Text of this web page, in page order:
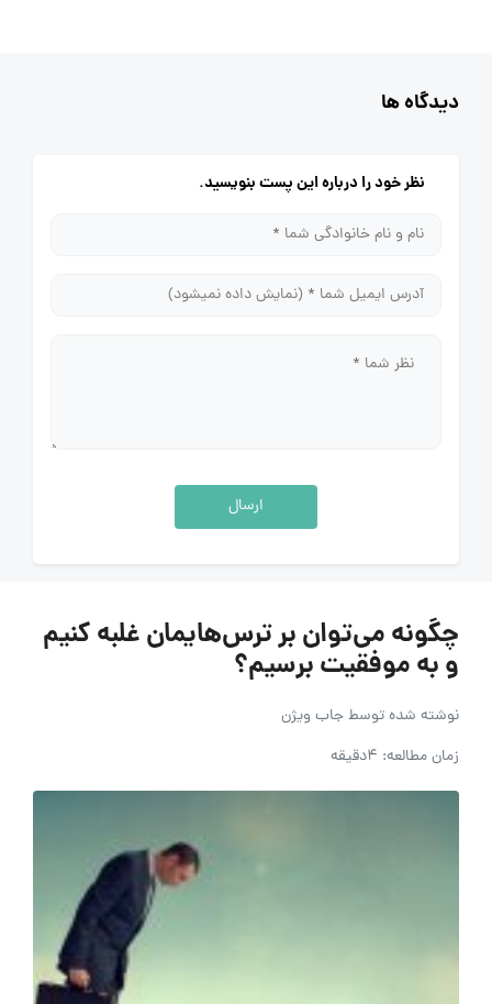
دیدگاه ها
نظر خود را درباره این پست بنویسید.
ارسال
چگونه می‌توان بر ترس‌هایمان غلبه کنیم
و به موفقیت برسیم؟
نوشته شده توسطجاب ویژن
زمان مطالعه: 4دقیقه